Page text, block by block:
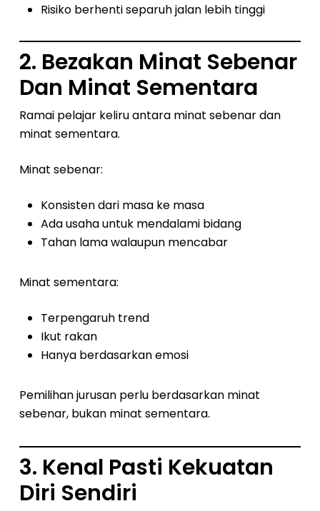
Risiko berhenti separuh jalan lebih tinggi
2. Bezakan Minat Sebenar
Dan Minat Sementara
Ramai pelajar keliru antara minat sebenar dan
minat sementara.
Minat sebenar:
Konsisten dari masa ke masa
Ada usaha untuk mendalami bidang
Tahan lama walaupun mencabar
Minat sementara:
Terpengaruh trend
Ikut rakan
Hanya berdasarkan emosi
Pemilihan jurusan perlu berdasarkan minat
sebenar, bukan minat sementara.
3. Kenal Pasti Kekuatan
Diri Sendiri